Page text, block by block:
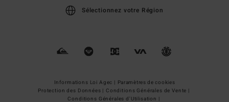
Sélectionnez votre Région
Informations Loi Agec | Paramètres de cookies
Protection des Données | Conditions Générales de Vente |
Conditions Générales d'Utilisation |